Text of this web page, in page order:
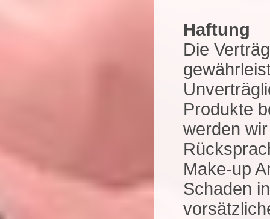
Haftung
Die
Produkte
werden
Make-up
Schaden